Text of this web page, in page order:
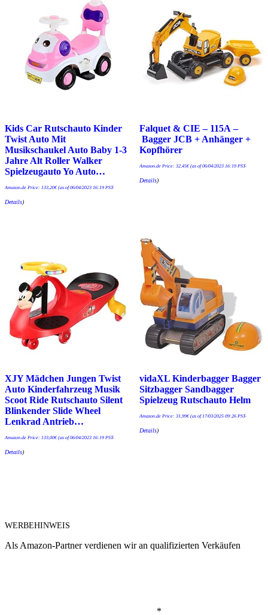
Kids Car Rutschauto Kinder
Twist Auto Mit
Musikschaukel Auto Baby 1-3
Jahre Alt Roller Walker
Spielzeugauto Yo Auto…
Amazon.de Price: 133,20€(as of 06/04/2023 16:19 PST-
Details)
Falquet & CIE – 115A –
Bagger JCB + Anhänger +
Kopfhörer
Amazon.de Price: 32,45€(as of 06/04/2023 16:19 PST-
Details)
XJY Mädchen Jungen Twist
Auto Kinderfahrzeug Musik
Scoot Ride Rutschauto Silent
Blinkender Slide Wheel
Lenkrad Antrieb…
Amazon.de Price: 133,00€(as of 06/04/2023 16:19 PST-
Details)
vidaXL Kinderbagger Bagger
Sitzbagger Sandbagger
Spielzeug Rutschauto Helm
Amazon.de Price: 31,99€(as of 17/03/2025 09:26 PST-
Details)
WERBEHINWEIS
Als Amazon-Partner verdienen wir an qualifizierten Verkäufen
*